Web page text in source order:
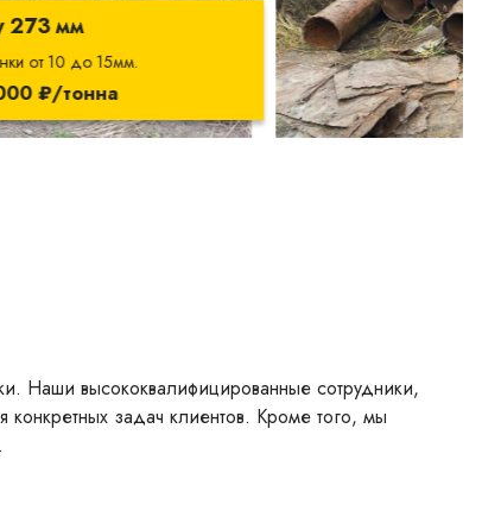
Наши высококвалифицированные сотрудники,
задач клиентов. Кроме того, мы